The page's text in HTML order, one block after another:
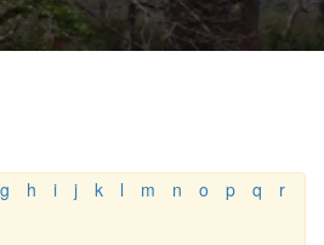
g h i j k l m n o p q
r